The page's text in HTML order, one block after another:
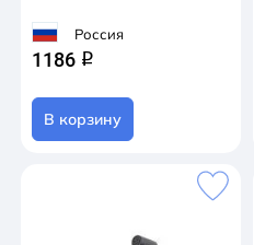
Россия
1186 q
В корзину